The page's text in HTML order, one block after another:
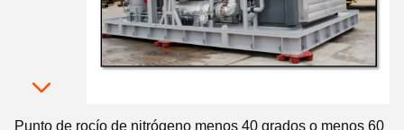
Punto de rocío de nitrógeno menos 40 grados o menos 60